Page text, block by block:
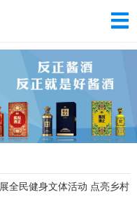
全民健身文体活动 点亮乡村